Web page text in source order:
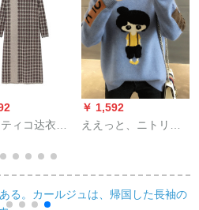
ィコ达衣岩
り接ぎぎぎネ
ンピス朱砂
M
￥ 1,592
ええっと、ニトリ女
ングの長袖厚手学生
が着ています。